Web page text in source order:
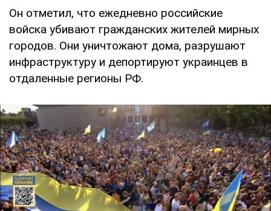
Он отметил, что ежедневно российские
войска убивают гражданских жителей мирных
городов. Они уничтожают дома, разрушают
инфраструктуру и депортируют украинцев в
отдаленные регионы РФ.